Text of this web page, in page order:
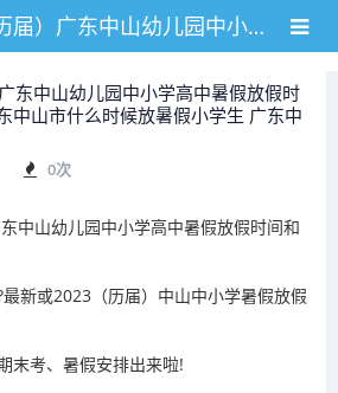
最新或2023（历届）广东中山幼儿园中小学高中暑假放假时间和开学时间通知 广东中山市什么时候放暑假小学生 广东中山市几时放暑假
东中山幼儿园中小学高中暑假放假时
中山市什么时候放暑假小学生 广东中
0次
中山幼儿园中小学高中暑假放假时间和
新或2023（历届）中山中小学暑假放假
考、暑假安排出来啦!